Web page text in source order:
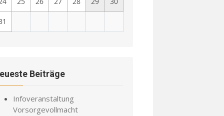
Beiträge
Infoveranstaltung
Vorsorgevollmacht